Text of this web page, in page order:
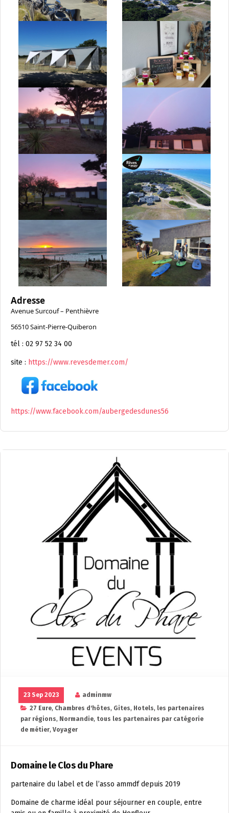
Adresse
Avenue Surcouf – Penthièvre
56510 Saint-Pierre-Quiberon
tél : 02 97 52 34 00
site : https://www.revesdemer.com/
https://www.facebook.com/aubergedesdunes56
23 Sep 2023
adminmw
27 Eure, Chambres d'hôtes, Gites, Hotels, les partenaires
par régions, Normandie, tous les partenaires par catégorie
de métier, Voyager
Domaine le Clos du Phare
partenaire du label et de l’asso ammdf depuis 2019
Domaine de charme idéal pour séjourner en couple, entre